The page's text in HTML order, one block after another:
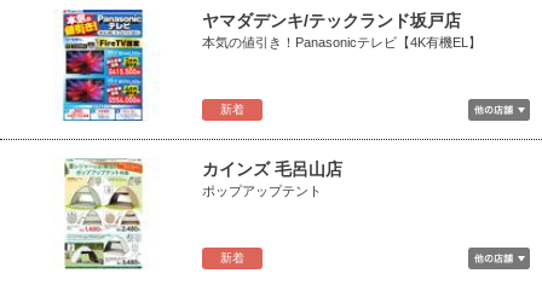
新着
ヤマダデンキ/テックランド坂戸店
本気の値引き！Panasonicテレビ【4K有機EL】
新着
カインズ 毛呂山店
ポップアップテント